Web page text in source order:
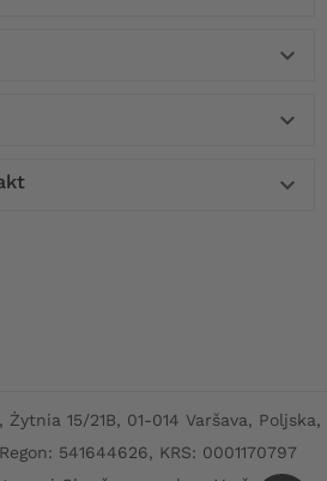



15/21B, 01-014 Varšava, Poljska,
541644626, KRS: 0001170797